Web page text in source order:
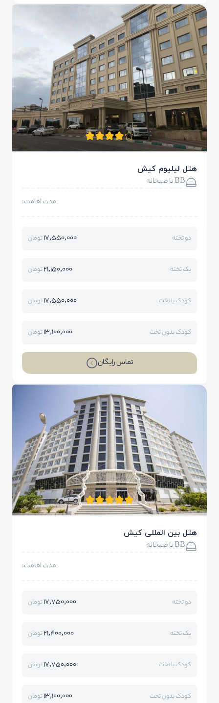
هتل لیلیوم کیش
BB با صبحانه
مدت اقامت:
دو تخته 17,550,000تومان
یک تخته 21,150,000تومان
کودک با تخت 17,550,000تومان
کودک بدون تخت 13,100,000تومان
تماس رایگان
هتل بین المللی کیش
BB با صبحانه
مدت اقامت:
دو تخته 17,750,000تومان
یک تخته 21,400,000تومان
کودک با تخت 17,750,000تومان
کودک بدون تخت 13,100,000تومان